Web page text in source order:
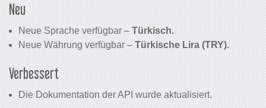
Neu
Neue Sprache verfügbar – Türkisch.
Neue Währung verfügbar – Türkische Lira (TRY).
Verbessert
Die Dokumentation der API wurde aktualisiert.